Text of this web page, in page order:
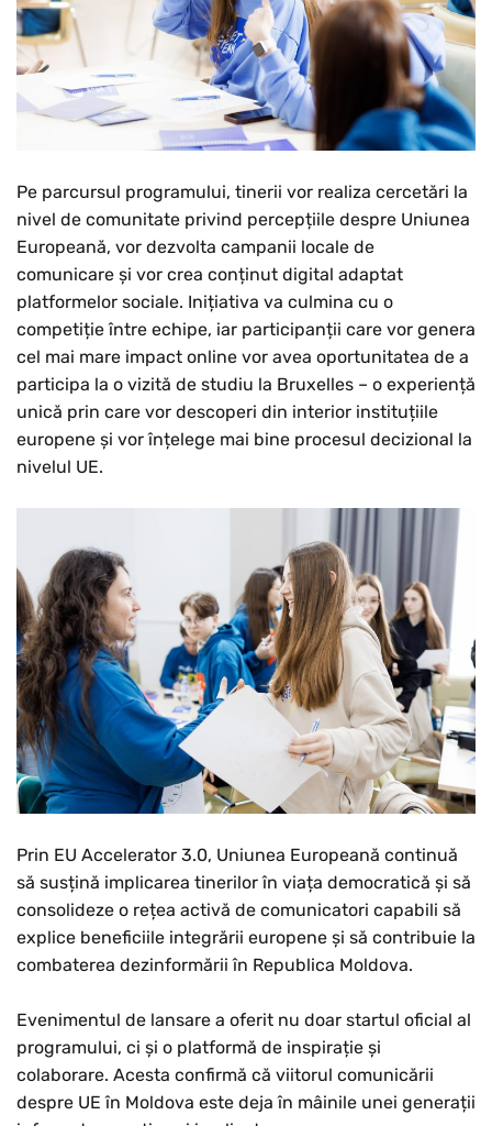
Pe parcursul programului, tinerii vor realiza cercetări la
nivel de comunitate privind percepțiile despre Uniunea
Europeană, vor dezvolta campanii locale de
comunicare și vor crea conținut digital adaptat
platformelor sociale. Inițiativa va culmina cu o
competiție între echipe, iar participanții care vor genera
cel mai mare impact online vor avea oportunitatea de a
participa la o vizită de studiu la Bruxelles – o experiență
unică prin care vor descoperi din interior instituțiile
europene și vor înțelege mai bine procesul decizional la
nivelul UE.
Prin EU Accelerator 3.0, Uniunea Europeană continuă
să susțină implicarea tinerilor în viața democratică și să
consolideze o rețea activă de comunicatori capabili să
explice beneficiile integrării europene și să contribuie la
combaterea dezinformării în Republica Moldova.
Evenimentul de lansare a oferit nu doar startul oficial al
programului, ci și o platformă de inspirație și
colaborare. Acesta confirmă că viitorul comunicării
despre UE în Moldova este deja în mâinile unei generații